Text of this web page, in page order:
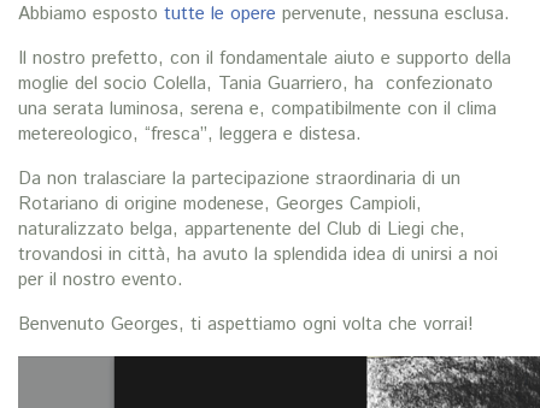
Abbiamo esposto tutte le opere pervenute, nessuna esclusa.
Il nostro prefetto, con il fondamentale aiuto e supporto della
moglie del socio Colella, Tania Guarriero, ha confezionato
una serata luminosa, serena e, compatibilmente con il clima
metereologico, “fresca”, leggera e distesa.
Da non tralasciare la partecipazione straordinaria di un
Rotariano di origine modenese, Georges Campioli,
naturalizzato belga, appartenente del Club di Liegi che,
trovandosi in città, ha avuto la splendida idea di unirsi a noi
per il nostro evento.
Benvenuto Georges, ti aspettiamo ogni volta che vorrai!